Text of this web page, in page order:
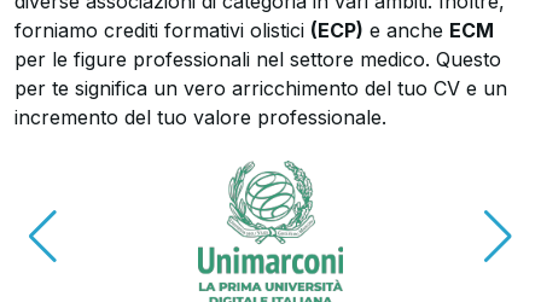
forniamo crediti formativi olistici (ECP) e anche ECM
per le figure professionali nel settore medico. Questo
per te significa un vero arricchimento del tuo CV e un
incremento del tuo valore professionale.